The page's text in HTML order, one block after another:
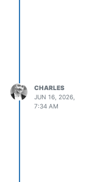
CHARLES
JUN 16, 2026,
7:34 AM